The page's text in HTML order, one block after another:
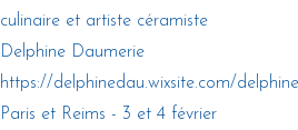
culinaire et artiste céramiste
Delphine Daumerie
https://delphinedau.wixsite.com/
Paris et Reims - 3 et 4 février